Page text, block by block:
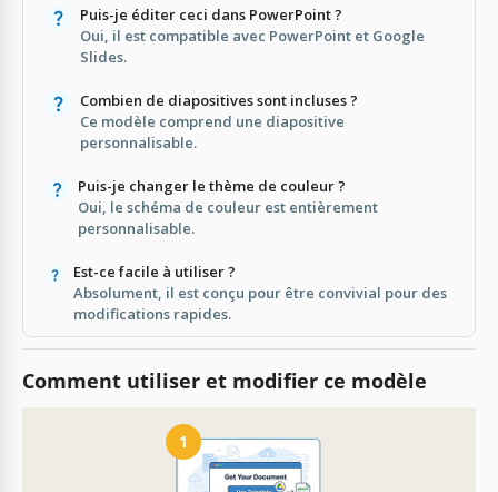
Puis-je éditer ceci dans PowerPoint ?
Oui, il est compatible avec PowerPoint et Google
Slides.
Combien de diapositives sont incluses ?
Ce modèle comprend une diapositive
personnalisable.
Puis-je changer le thème de couleur ?
Oui, le schéma de couleur est entièrement
personnalisable.
Est-ce facile à utiliser ?
Absolument, il est conçu pour être convivial pour des
modifications rapides.
Comment utiliser et modifier ce modèle
1